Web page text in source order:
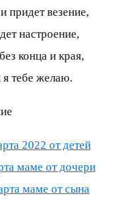
придет везение,
настроение,
конца и края,
я тебе желаю.
2022 от детей
маме от дочери
маме от сына